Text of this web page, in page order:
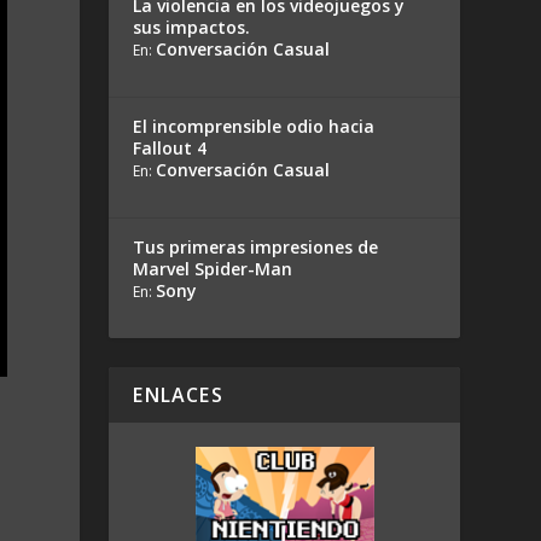
La violencia en los videojuegos y
sus impactos.
En: Conversación Casual
El incomprensible odio hacia
Fallout 4
En: Conversación Casual
Tus primeras impresiones de
Marvel Spider-Man
En: Sony
ENLACES